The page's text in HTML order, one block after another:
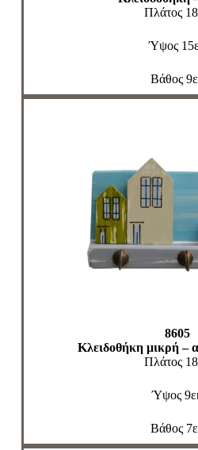
Πλάτος
Ύψος
Βάθος
8605
Κλειδοθήκη μικρή –
Πλάτος
Ύψος
Βάθος